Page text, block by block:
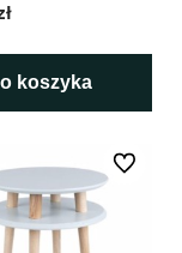
koszyka
Do